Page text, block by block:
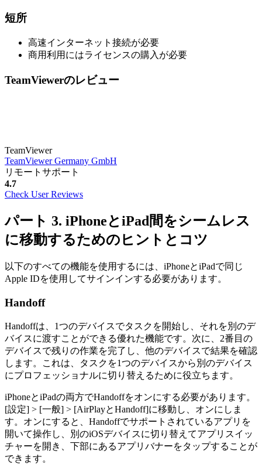
短所
高速インターネット接続が必要
商用利用にはライセンスの購入が必要
TeamViewerのレビュー
TeamViewer
TeamViewer Germany GmbH
リモートサポート
4.7
Check User Reviews
パート 3. iPhoneとiPad間をシームレス
に移動するためのヒントとコツ
以下のすべての機能を使用するには、iPhoneとiPadで同じ
Apple IDを使用してサインインする必要があります。
Handoff
Handoffは、1つのデバイスでタスクを開始し、それを別のデ
バイスに渡すことができる優れた機能です。次に、2番目の
デバイスで残りの作業を完了し、他のデバイスで結果を確認
します。これは、タスクを1つのデバイスから別のデバイス
にプロフェッショナルに切り替えるために役立ちます。
iPhoneとiPadの両方でHandoffをオンにする必要があります。
[設定] > [一般] > [AirPlayとHandoff]に移動し、オンにしま
す。オンにすると、Handoffでサポートされているアプリを
開いて操作し、別のiOSデバイスに切り替えてアプリスイッ
チャーを開き、下部にあるアプリバナーをタップすることが
できます。